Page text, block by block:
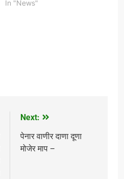
दि.२२/७/२०१८ रविवार रोजी
In "News"
Next:
पेनार वाणीर दाणा दूणा
मोजेर माप –